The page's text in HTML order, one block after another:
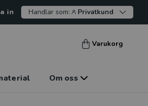
in Handlar som: Privatkund
Varukorg
Om oss